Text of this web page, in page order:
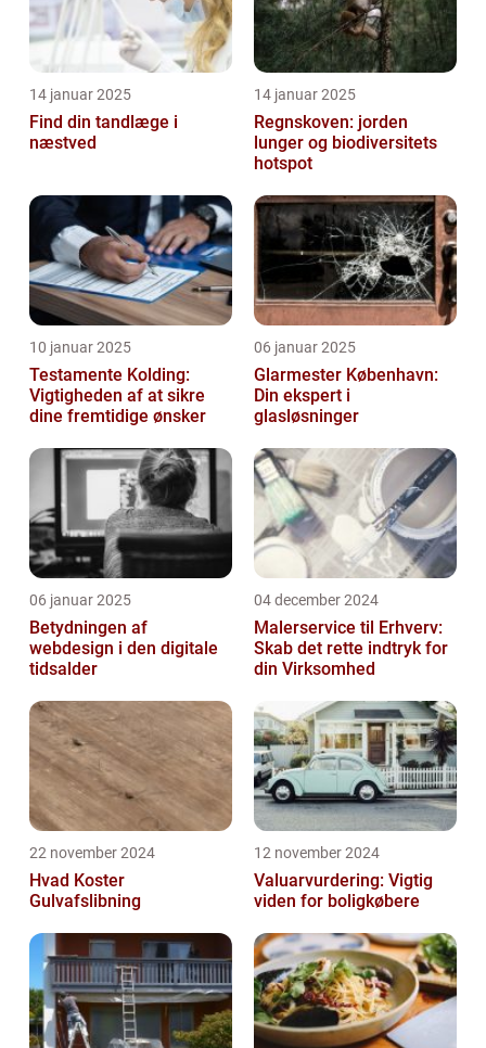
14 januar 2025
Find din tandlæge i
næstved
14 januar 2025
Regnskoven: jorden
lunger og biodiversitets
hotspot
10 januar 2025
Testamente Kolding:
Vigtigheden af at sikre
dine fremtidige ønsker
06 januar 2025
Glarmester København:
Din ekspert i
glasløsninger
06 januar 2025
Betydningen af
webdesign i den digitale
tidsalder
04 december 2024
Malerservice til Erhverv:
Skab det rette indtryk for
din Virksomhed
22 november 2024
Hvad Koster
Gulvafslibning
12 november 2024
Valuarvurdering: Vigtig
viden for boligkøbere